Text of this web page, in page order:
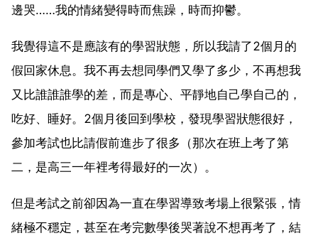
邊哭……我的情緒變得時而焦躁，時而抑鬱。
我覺得這不是應該有的學習狀態，所以我請了2個月的
假回家休息。我不再去想同學們又學了多少，不再想我
又比誰誰誰學的差，而是專心、平靜地自己學自己的，
吃好、睡好。2個月後回到學校，發現學習狀態很好，
參加考試也比請假前進步了很多（那次在班上考了第
二，是高三一年裡考得最好的一次）。
但是考試之前卻因為一直在學習導致考場上很緊張，情
緒極不穩定，甚至在考完數學後哭著說不想再考了，結